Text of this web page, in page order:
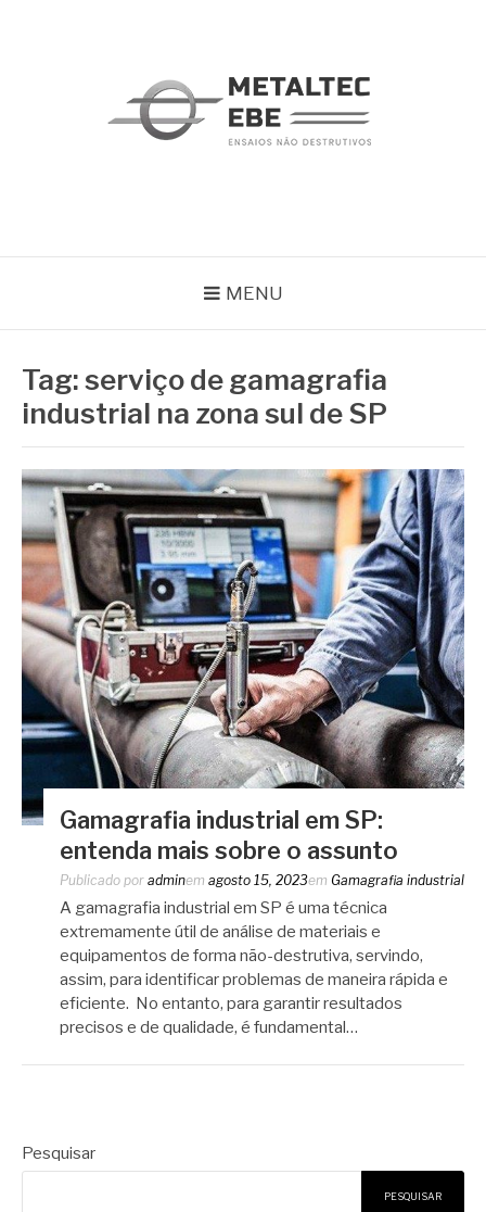
MENU
Tag:serviço de gamagrafia
industrial na zona sul de SP
Gamagrafia industrial em SP:
entenda mais sobre o assunto
Publicado por adminem agosto 15, 2023em Gamagrafia industrial
A gamagrafia industrial em SP é uma técnica
extremamente útil de análise de materiais e
equipamentos de forma não-destrutiva, servindo,
assim, para identificar problemas de maneira rápida e
eficiente. No entanto, para garantir resultados
precisos e de qualidade, é fundamental…
Pesquisar
PESQUISAR